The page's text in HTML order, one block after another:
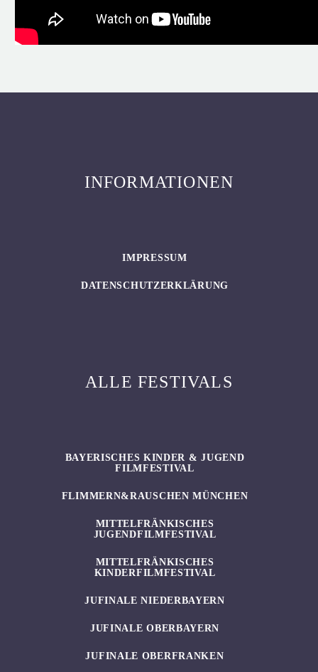
INFORMATIONEN
IMPRESSUM
DATENSCHUTZERKLÄRUNG
ALLE FESTIVALS
BAYERISCHES KINDER & JUGEND
FILMFESTIVAL
FLIMMERN&RAUSCHEN MÜNCHEN
MITTELFRÄNKISCHES
JUGENDFILMFESTIVAL
MITTELFRÄNKISCHES
KINDERFILMFESTIVAL
JUFINALE NIEDERBAYERN
JUFINALE OBERBAYERN
JUFINALE OBERFRANKEN